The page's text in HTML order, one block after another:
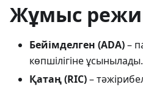
Жұмыс
Бейімделген (ADA)–
көпшілігіне ұсынылады.
Қатаң (RIC)–